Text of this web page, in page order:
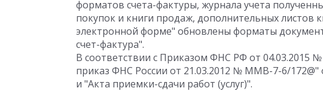
форматов счета-фактуры, журнала учета
покупок и книги продаж, дополнительных листов
электронной форме" обновлены форматы
счет-фактура".
В соответствии с Приказом ФНС РФ от 04.03.2015
приказ ФНС России от 21.03.2012 № ММВ-7-6/
и "Акта приемки-сдачи работ (услуг)".